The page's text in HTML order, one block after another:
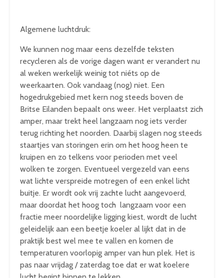
Algemene luchtdruk:
We kunnen nog maar eens dezelfde teksten
recycleren als de vorige dagen want er verandert nu
al weken werkelijk weinig tot niéts op de
weerkaarten. Ook vandaag (nog) niet. Een
hogedrukgebied met kern nog steeds boven de
Britse Eilanden bepaalt ons weer. Het verplaatst zich
amper, maar trekt heel langzaam nog iets verder
terug richting het noorden. Daarbij slagen nog steeds
staartjes van storingen erin om het hoog heen te
kruipen en zo telkens voor perioden met veel
wolken te zorgen. Eventueel vergezeld van eens
wat lichte verspreide motregen of een enkel licht
buitje. Er wordt ook vrij zachte lucht aangevoerd,
maar doordat het hoog toch langzaam voor een
fractie meer noordelijke ligging kiest, wordt de lucht
geleidelijk aan een beetje koeler al lijkt dat in de
praktijk best wel mee te vallen en komen de
temperaturen voorlopig amper van hun plek. Het is
pas naar vrijdag / zaterdag toe dat er wat koelere